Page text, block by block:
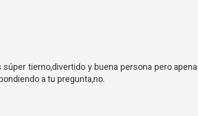
tierno,divertido y buena persona pero
a tu pregunta,no.